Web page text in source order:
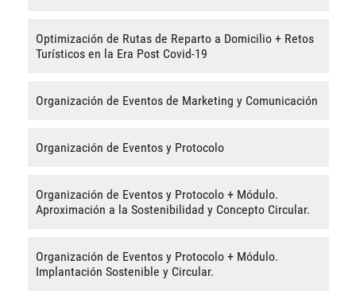
Optimización de Rutas de Reparto a Domicilio + Retos
Turísticos en la Era Post Covid-19
Organización de Eventos de Marketing y Comunicación
Organización de Eventos y Protocolo
Organización de Eventos y Protocolo + Módulo.
Aproximación a la Sostenibilidad y Concepto Circular.
Organización de Eventos y Protocolo + Módulo.
Implantación Sostenible y Circular.